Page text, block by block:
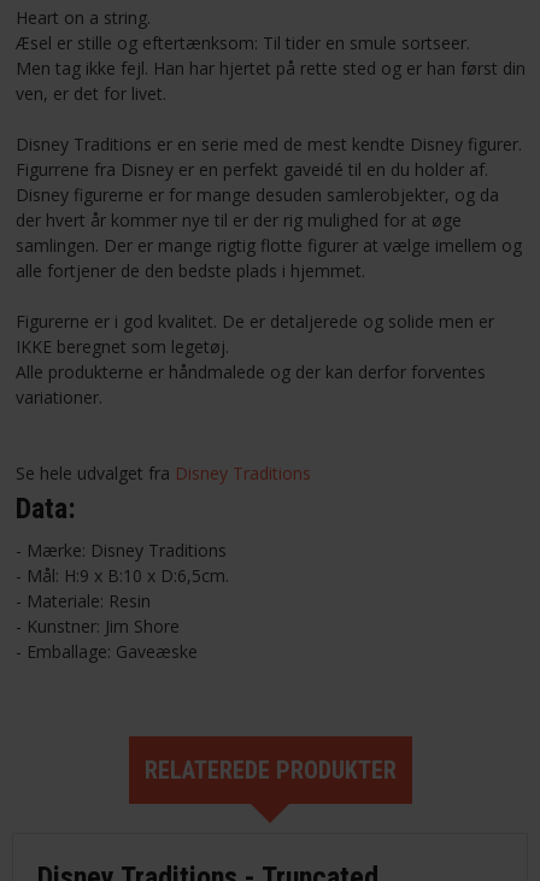
Heart on a string.
Æsel er stille og eftertænksom: Til tider en smule sortseer.
Men tag ikke fejl. Han har hjertet på rette sted og er han først din
ven, er det for livet.
Disney Traditions er en serie med de mest kendte Disney figurer.
Figurrene fra Disney er en perfekt gaveidé til en du holder af.
Disney figurerne er for mange desuden samlerobjekter, og da
der hvert år kommer nye til er der rig mulighed for at øge
samlingen. Der er mange rigtig flotte figurer at vælge imellem og
alle fortjener de den bedste plads i hjemmet.
Figurerne er i god kvalitet. De er detaljerede og solide men er
IKKE beregnet som legetøj.
Alle produkterne er håndmalede og der kan derfor forventes
variationer.
Se hele udvalget fra Disney Traditions
Data:
- Mærke: Disney Traditions
- Mål: H:9 x B:10 x D:6,5cm.
- Materiale: Resin
- Kunstner: Jim Shore
- Emballage: Gaveæske
RELATEREDE PRODUKTER